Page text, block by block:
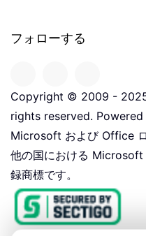
フォローする
Copyright © 2009 -
rights reserved.
Microsoft および Office
他の国における
録商標です。